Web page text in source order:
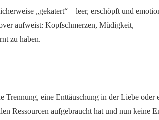
„gekatert“ – leer, erschöpft und
aufweist: Kopfschmerzen, Müdigkeit,
zu haben.
Trennung, eine Enttäuschung in der Liebe oder
Ressourcen aufgebraucht hat und nun keine